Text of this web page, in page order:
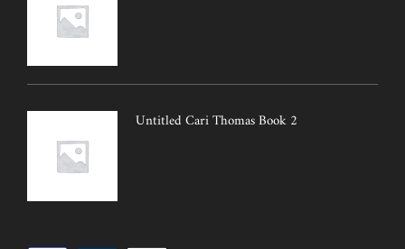
Untitled Cari Thomas Book 2